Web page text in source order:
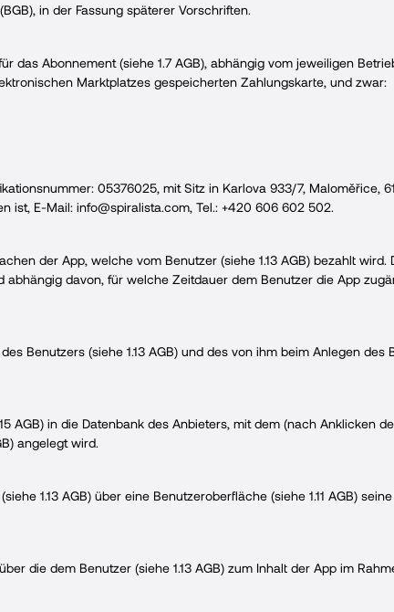
in der Fassung späterer Vorschriften.
das Abonnement (siehe 1.7 AGB), abhängig vom jeweiligen
Marktplatzes gespeicherten Zahlungskarte, und zwar:
05376025, mit Sitz in Karlova 933/7, Maloměřice,
ist, E-Mail: info@spiralista.com, Tel.: +420 606 602 502.
der App, welche vom Benutzer (siehe 1.13 AGB) bezahlt
abhängig davon, für welche Zeitdauer dem Benutzer die App
Benutzers (siehe 1.13 AGB) und des von ihm beim Anlegen
AGB) in die Datenbank des Anbieters, mit dem (nach Anklicken
angelegt wird.
1.13 AGB) über eine Benutzeroberfläche (siehe 1.11 AGB)
die dem Benutzer (siehe 1.13 AGB) zum Inhalt der App im